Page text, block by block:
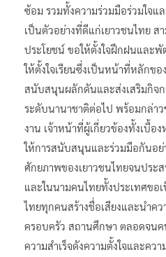
ซ้อม รวมทั้งความร่วมมือร่วมใจ
เป็นตัวอย่างที่ดีแก่เยาวชนไทย สา
ประโยชน์ ขอให้ตั้งใจฝึกฝนและ
ให้ตั้งใจเรียนซึ่งเป็นหน้าที่หลักข
สนับสนุนผลักดันและส่งเสริมกิจก
ระดับนานาชาติต่อไป พร้อมกล่
งาน เจ้าหน้าที่ผู้เกี่ยวข้องทั้งเบื้อ
ให้การสนับสนุนและร่วมมือกันอ
ศักยภาพของเยาวชนไทยจนประ
และในนามคนไทยทั้งประเทศขอ
ไทยทุกคนสร้างชื่อเสียงและนำคว
ครอบครัว สถานศึกษา ตลอดจน
ความสำเร็จดังความตั้งใจและคว